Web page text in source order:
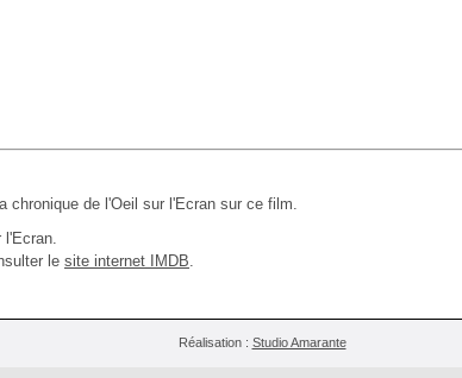
chronique de l'Oeil sur l'Ecran sur ce film.
l'Ecran.
le site internet IMDB.
Réalisation : Studio Amarante